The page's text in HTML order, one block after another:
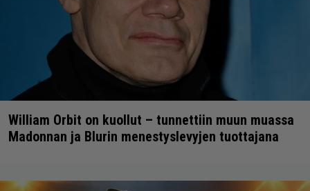
William Orbit on kuollut – tunnettiin muun muassa
Madonnan ja Blurin menestyslevyjen tuottajana